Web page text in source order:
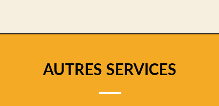
AUTRES SERVICES